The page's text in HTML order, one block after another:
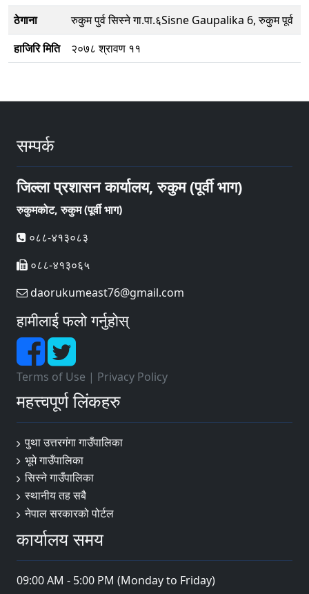
ठेगाना
रुकुम पुर्व सिस्ने गा.पा.६Sisne Gaupalika 6, रुकुम पूर्व
हाजिरि मिति
२०७८ श्रावण ११
सम्पर्क
जिल्ला प्रशासन कार्यालय, रुकुम (पूर्वी भाग)
रुकुमकोट, रुकुम (पूर्वी भाग)
०८८-४१३०८३
०८८-४१३०६५
daorukumeast76@gmail.com
हामीलाई फलो गर्नुहोस्
Terms of Use | Privacy Policy
महत्त्वपूर्ण लिंकहरु
पुथा उत्तरगंगा गाउँपालिका
भूमे गाउँपालिका
सिस्ने गाउँपालिका
स्थानीय तह सबै
नेपाल सरकारको पोर्टल
कार्यालय समय
09:00 AM - 5:00 PM (Monday to Friday)